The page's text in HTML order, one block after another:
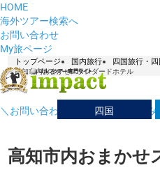
HOME
海外ツアー検索へ
お問い合わせ
My旅ページ
＼お問い合わせはこちら／ お悩み
トップページ 国内旅行 四国旅行・
高知市内おまかせスタンダードホテル
四国
高知市内おまかせ